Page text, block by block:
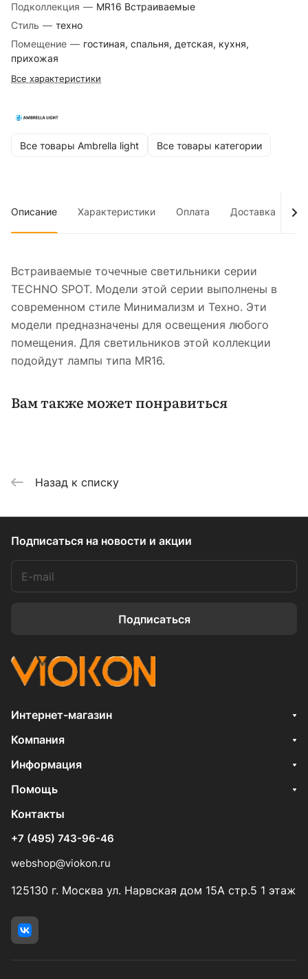
Подколлекция — MR16 Встраиваемые
Стиль — техно
Помещение — гостиная, спальня, детская, кухня,
прихожая
Все характеристики
Все товары Ambrella light Все товары категории
Описание Характеристики Оплата Доставка
Встраиваемые точечные светильники серии
TECHNO SPOT. Модели этой серии выполнены в
современном стиле Минимализм и Техно. Эти
модели предназначены для освещения любого
помещения. Для светильников этой коллекции
подойдут лампы типа MR16.
Вам также может понравиться
Назад к списку
Подписаться на новости и акции
Подписаться
Интернет-магазин
Компания
Информация
Помощь
Контакты
+7 (495) 743-96-46
webshop@viokon.ru
125130 г. Москва ул. Нарвская дом 15А стр.5 1 этаж